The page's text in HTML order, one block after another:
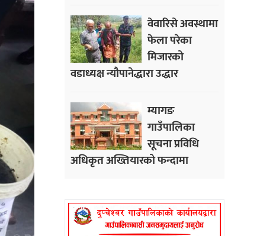
वेवारिसे अवस्थामा
फेला परेका
मिजारको
वडाध्यक्ष न्यौपानेद्धारा उद्धार
म्यागङ
गाउँपालिका
सूचना प्रविधि
अधिकृत अख्तियारको फन्दामा